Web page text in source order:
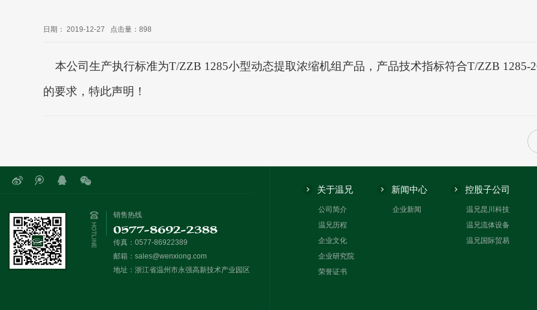
日期： 2019-12-27 点击量： 898
本公司生产执行标准为T/ZZB 1285小型动态提取浓缩机组产品，产品技术指标符合T/ZZB
的要求，特此声明！
销售热线
0577-8692-2388
传真：0577-86922389
邮箱： sales@wenxiong.com
地址：浙江省温州市永强高新技术产业园区
关于温兄
公司简介
温兄历程
企业文化
企业研究院
荣誉证书
新闻中心
企业新闻
控股子公司
温兄昆川科技
温兄流体设备
温兄国际贸易